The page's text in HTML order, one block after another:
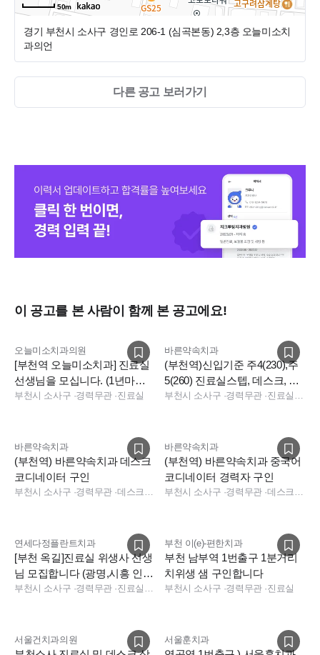
- 4대보험 100% 지원
- 듣고 싶은 세미나 비용 50% 지원
- 생일, 명절 상여금
- 유니폼 및 근무화 지원
- 본인 및 직계가족, 지인 치료비 할인
- 직원 휴게실, 개인 사물함
- 오버타임 수당 챙겨 드립니다
(오버타임 거의 없어요!!)
1. 접수방법 : 치크루팅 온라인 지원
자기소개서
3. 전형방법 : 1차 서류심사
2차 개별면접
▣ 연락처
1. 이력서 및 자기소개서 부탁드립니다.
2. 연락처 : 010-9343-1664 로 문자 부탁드립니다.
50m
경기 부천시 소사구 경인로 206-1 (심곡본동) 2,3층 오늘미소치
과의언
다른 공고 보러가기
이 공고를 본 사람이 함께 본 공고에요!
오늘미소치과의원
[부천역 오늘미소치과] 진료실
선생님을 모십니다. (1년마다
인센티브 100만원)
부천시 소사구 ·경력무관·진료실
바른약속치과
(부천역)신입기준 주4(230),주
5(260) 진료실스텝, 데스크, 상
담실장 구인중
부천시 소사구 ·경력무관· 진료실, 상담, 보험청구, 진료실, 상담, 보험청구, 상담, 보험청구
바른약속치과
(부천역) 바른약속치과 데스크
코디네이터 구인
부천시 소사구 ·경력무관· 데스크, 상담, 전화응대(CS), 보험청구, 데스크, 보험청구, 상담, 데스크, 보험청구, 상담
바른약속치과
(부천역) 바른약속치과 중국어
코디네이터 경력자 구인
부천시 소사구 ·경력무관· 데스크, 상담, 전화응대(CS), 보험청구, 데스크, 보험청구, 상담, 데스크, 보험청구, 상담
연세다정플란트치과
[부천 옥길]진료실 위생사 선생
님 모집합니다 (광명,시흥 인
접)
부천시 소사구 ·경력무관· 진료실, 진료팀장
부천 이(e)-편한치과
부천 남부역 1번출구 1분거리
치위생 샘 구인합니다
부천시 소사구 ·경력무관·진료실
서울건치과의원 서울훈치과